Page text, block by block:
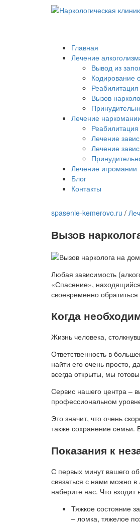
Главная
Лечение
Вывод из
Кодирование
Реабилитация
Вызов
Лечение
Лечение
Лечение
Лечение игромании
Блог
Контакты
spasenie-kemerovo.ru /
Вызов
Любая зависимость
«Спасение»,
своевременно
Когда
Жизнь человека,
Ответственность в
найти его очень просто,
всегда открыты, мы
Сервис нашего центра –
профессиональном
Это значит, что очень
также сохранение семьи.
Показания к
С первых минут вашего
связаться с нами можно
наберите нас. Что входит
Тяжкое состояние
– ломка, тяжелое